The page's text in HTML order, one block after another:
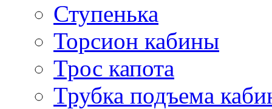
Ступенька
Торсион кабины
Трос капота
Трубка подъема